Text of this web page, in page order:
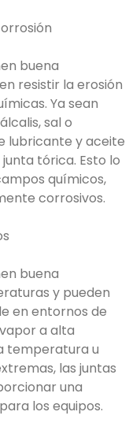
buena
resistir la erosión
Ya sean
sal o
lubricante y aceite
tórica. Esto lo
químicos,
corrosivos.
buena
y pueden
en entornos de
a alta
temperatura u
las juntas
una
los equipos.